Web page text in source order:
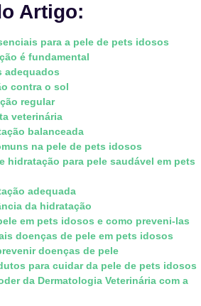
Artigo:
para a pele de pets idosos
é fundamental
adequados
contra o sol
regular
veterinária
balanceada
na pele de pets idosos
hidratação para pele saudável em pets
adequada
da hidratação
em pets idosos e como preveni-las
doenças de pele em pets idosos
doenças de pele
para cuidar da pele de pets idosos
da Dermatologia Veterinária com a